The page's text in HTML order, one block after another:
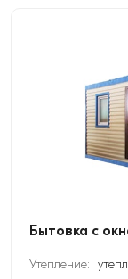
Бытовка с
Утепление: